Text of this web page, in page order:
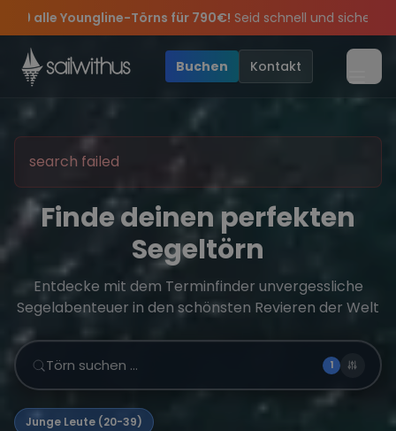
Skip to content
für 790€!Seid schnell und sichert euch die letzten Plätze.
Sichere Dir jetztDein Meilenbuch und Deine sailwithus-
Angebote mehr Sowie20€ Rabatt auf deinen ersten Törn!
feiern die Törns, die Crew und die besten Geschichten des
Buchen
Kontakt
search failed
Finde deinen perfekten
Segeltörn
Entdecke mit dem Terminfinder unvergessliche
Segelabenteuer in den schönsten Revieren der Welt
Törn suchen … 1
Junge Leute (20-39)